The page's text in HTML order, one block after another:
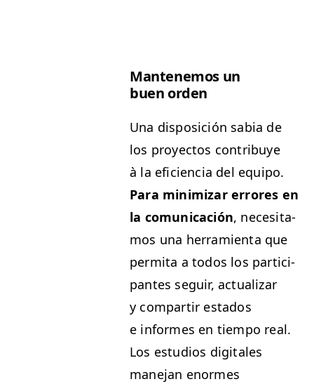
Man­ten­emos un
buen orden
Una dis­posi­ción sabia de
los proyec­tos con­tribuye
à la efi­cien­cia del equipo.
Para min­i­mizar errores en
la comu­ni­cación, nece­si­ta­
mos una her­ramien­ta que
per­mi­ta a todos los par­tic­i­
pantes seguir, actu­alizar
y com­par­tir esta­dos
e informes en tiem­po real.
Los estu­dios dig­i­tales
mane­jan enormes